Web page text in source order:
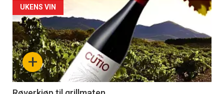
Forsiden
akkurat
nå
-
+
UKENS VIN